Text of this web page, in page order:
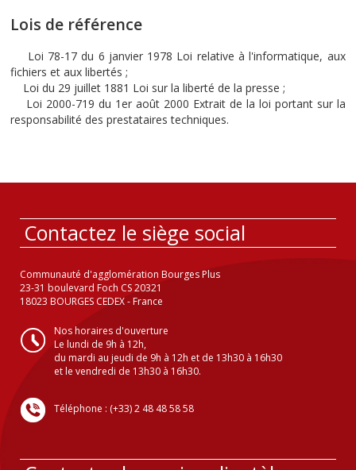
Lois de référence
Loi 78-17 du 6 janvier 1978 Loi relative à l'informatique, aux
fichiers et aux libertés ;
Loi du 29 juillet 1881 Loi sur la liberté de la presse ;
Loi 2000-719 du 1er août 2000 Extrait de la loi portant sur la
responsabilité des prestataires techniques.
Contactez le siège social
Communauté d'agglomération Bourges Plus
23-31 boulevard Foch CS 20321
18023 BOURGES CEDEX - France
Nos horaires d'ouverture
Le lundi de 9h à 12h,
du mardi au jeudi de 9h à 12h et de 13h30 à 16h30
et le vendredi de 13h30 à 16h30.
Téléphone : (+33) 2 48 48 58 58